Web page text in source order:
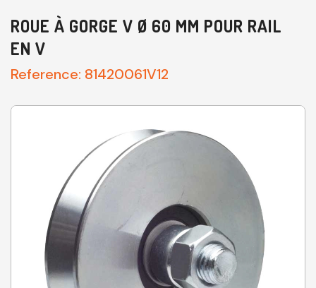
ROUE À GORGE V Ø 60 MM POUR RAIL
EN V
Reference: 81420061V12